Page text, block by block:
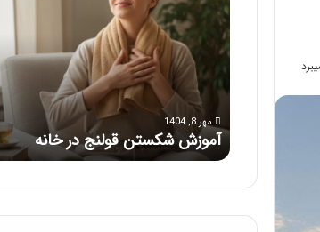
بهبود
تمرکز
ذهنی؛
با
این
حواس‌جمع
شوید!
مرداد 6, 1404
ماساژ برای بهبود تمرکز ذهنی؛ با این
ماساژ حواس‌جمع شوید!